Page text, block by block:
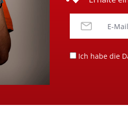
Ich habe die